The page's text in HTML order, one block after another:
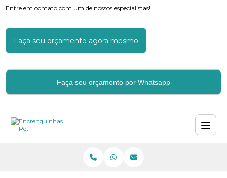
Entre em contato com um de nossos especialistas!
Faça seu orçamento agora mesmo
Faça seu orçamento por Whatsapp